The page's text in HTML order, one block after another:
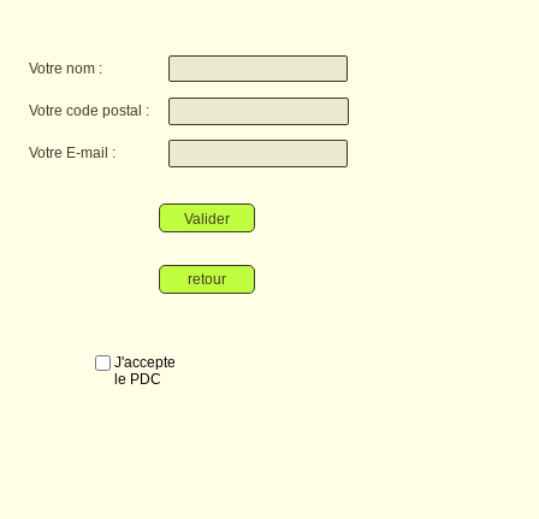
Votre nom :
Votre code postal :
Votre E-mail :
Valider
retour
J'accepte
le PDC